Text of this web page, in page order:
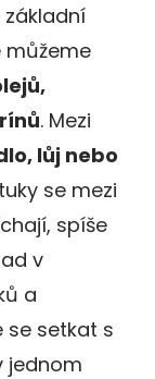
základní
můžeme
. Mezi
lůj nebo
se mezi
spíše
v
a
se setkat s
jednom